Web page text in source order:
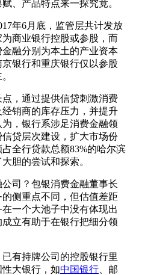
、产品特点来一探究竟。
年6月底，监管层共计发放
商业银行控股或参股，而
融分别为本土的产业资本
银行和重庆银行仅以参股
，通过提供信贷刺激消费
销商的库存压力，并提升
，银行系涉足消费金融领
贷层次建设，扩大市场份
全行贷款总额83%的哈尔滨
胆的尝试和探索。
司？包银消费金融董事长
侧重点不同，但估值差距
一个大池子中没有体现出
立有助于在银行把细分领
有持牌公司的控股银行里
大银行，如中国银行 、邮